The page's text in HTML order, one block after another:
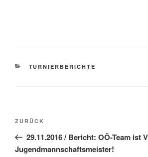
KATEGORIEN
TURNIERBERICHTE
Beitragsnavigation
Vorheriger
Beitrag
ZURÜCK
29.11.2016 / Bericht: OÖ-Team ist
Jugendmannschaftsmeister!